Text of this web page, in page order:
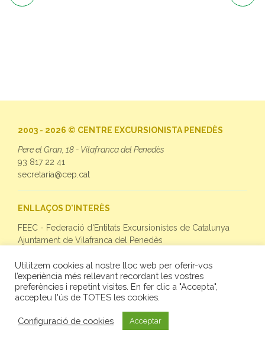
2003 - 2026 © CENTRE EXCURSIONISTA PENEDÈS
Pere el Gran, 18 - Vilafranca del Penedès
93 817 22 41
secretaria@cep.cat
ENLLAÇOS D'INTERÈS
FEEC - Federació d'Entitats Excursionistes de Catalunya
Ajuntament de Vilafranca del Penedès
SEGUEIX-NOS
Facebook
Twitter
Instagram
Utilitzem cookies al nostre lloc web per oferir-vos
l’experiència més rellevant recordant les vostres
preferències i repetint visites. En fer clic a "Accepta",
accepteu l'ús de TOTES les cookies.
Configuració de cookies Acceptar